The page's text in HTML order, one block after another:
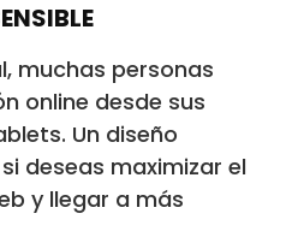
muchas personas
online desde sus
Un diseño
deseas maximizar el
y llegar a más